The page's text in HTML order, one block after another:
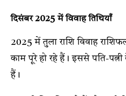
दिसंबर 2025 में विवाह तिथियाँ
2025 में तुला राशि विवाह
काम पूरे हो रहे हैं। इससे पति-
हैं।